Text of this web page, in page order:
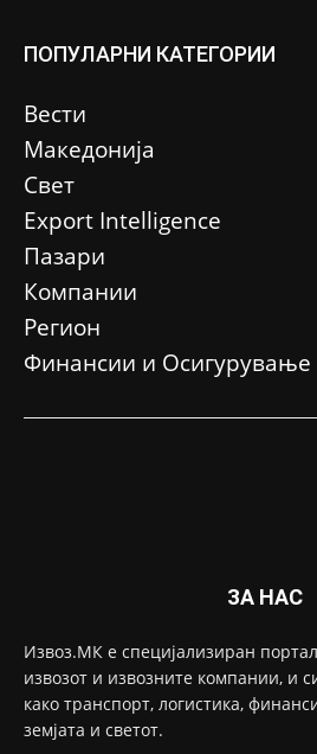
ПОПУЛАРНИ КАТЕГОРИИ
Вести
Македонија
Свет
Еxport Intelligence
Пазари
Компании
Регион
Финансии и Осигурување
ЗА НАС
Извоз.МК е специјализиран
извозот и извозните компании, и
како транспорт, логистика,
земјата и светот.